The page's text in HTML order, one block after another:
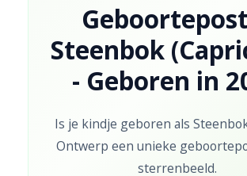
Steenbok
- Geboren in
Is je kindje geboren als
Ontwerp een unieke
sterrenbeeld.